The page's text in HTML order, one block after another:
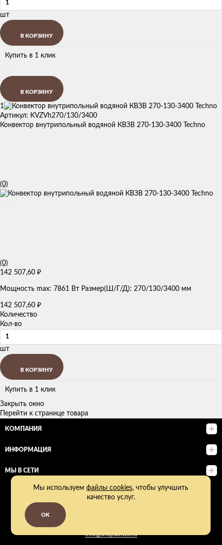
шт
В КОРЗИНУ
Купить в 1 клик
В КОРЗИНУ
1
Артикул: KVZVh270/130/3400
Конвектор внутрипольный водяной КВЗВ 270-130-3400 Techno
(0)
(0)
142 507,60 ₽
Мощность max: 7861 Вт Размер(Ш/Г/Д): 270/130/3400 мм
142 507,60 ₽
Количество
Кол-во
шт
В КОРЗИНУ
Купить в 1 клик
Закрыть окно
Перейти к странице товара
КОМПАНИЯ
ИНФОРМАЦИЯ
МЫ В СЕТИ
+7 (495) 162-22-42
info@shopsantex.ru
Мы используемфайлы cookies, чтобы улучшить
качество услуг.
OK